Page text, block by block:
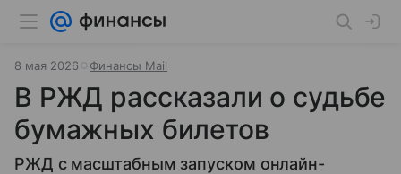
8 мая 2026 Финансы Mail
В РЖД рассказали о судьбе
бумажных билетов
РЖД с масштабным запуском онлайн-